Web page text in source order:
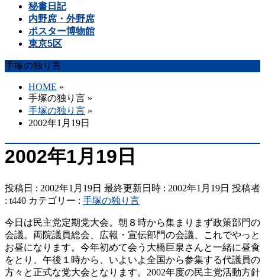
秘書日記
内野席・外野席
ポスター博物館
東京5区
手塚の独り言
HOME »
手塚の独り言 »
手塚の独り言 »
2002年1月19日
2002年1月19日
投稿日 : 2002年1月19日 最終更新日時 : 2002年1月19日 投稿者
: t440 カテゴリー : 手塚の独り言
今日は民主党定期党大会。朝８時から集まりまず政策部門の
会議。両院議員総会、広報・宣伝部門の会議、これでやっと
お昼になります。今年初めて会う大橋巨泉さんと一緒に昼食
をとり、午後１時から、いよいよ全国から参集する代議員の
方々と正式な党大会となります。2002年度の民主党活動方針